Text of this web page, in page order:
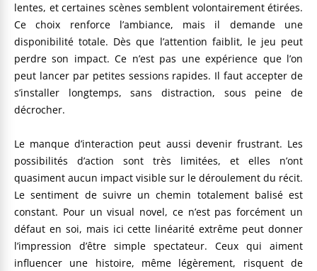
lentes, et certaines scènes semblent volontairement étirées.
Ce choix renforce l’ambiance, mais il demande une
disponibilité totale. Dès que l’attention faiblit, le jeu peut
perdre son impact. Ce n’est pas une expérience que l’on
peut lancer par petites sessions rapides. Il faut accepter de
s’installer longtemps, sans distraction, sous peine de
décrocher.
Le manque d’interaction peut aussi devenir frustrant. Les
possibilités d’action sont très limitées, et elles n’ont
quasiment aucun impact visible sur le déroulement du récit.
Le sentiment de suivre un chemin totalement balisé est
constant. Pour un visual novel, ce n’est pas forcément un
défaut en soi, mais ici cette linéarité extrême peut donner
l’impression d’être simple spectateur. Ceux qui aiment
influencer une histoire, même légèrement, risquent de